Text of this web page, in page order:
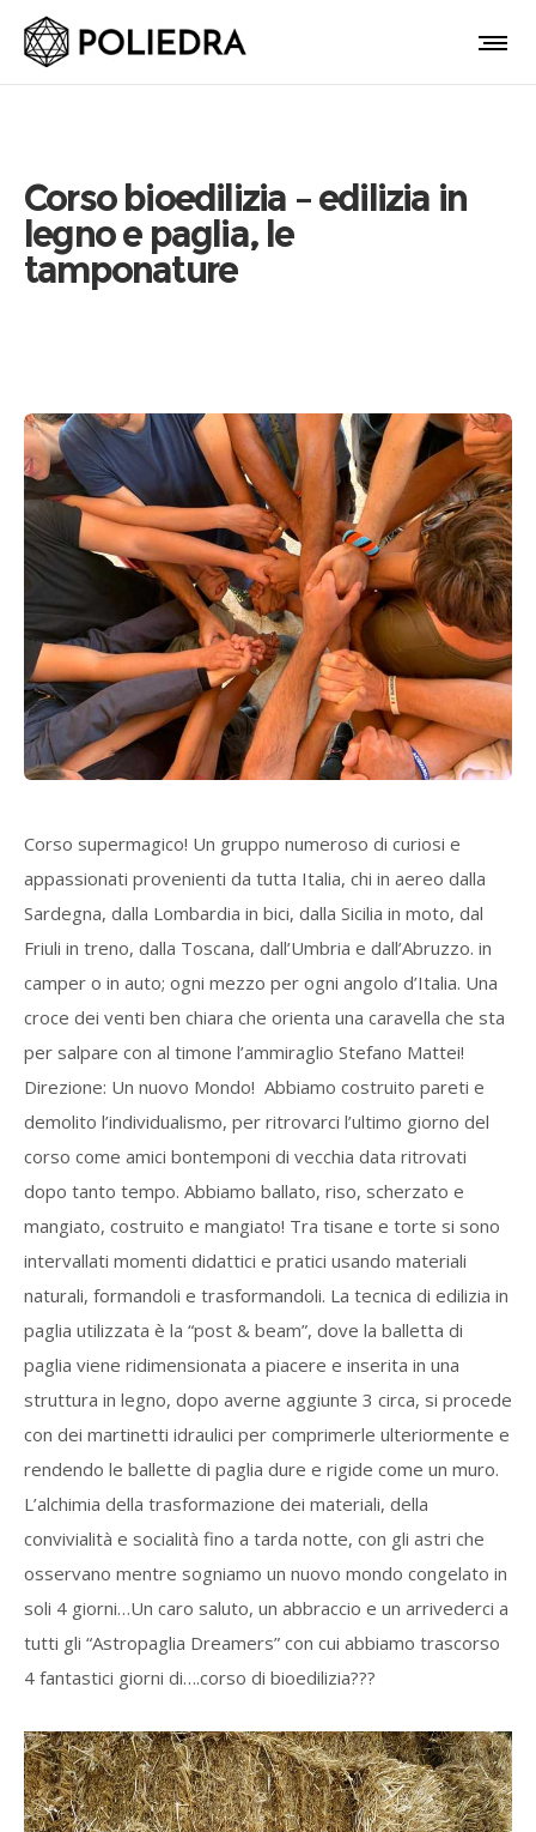
Corso bioedilizia – edilizia in
legno e paglia, le
tamponature
Corso supermagico! Un gruppo numeroso di curiosi e
appassionati provenienti da tutta Italia, chi in aereo dalla
Sardegna, dalla Lombardia in bici, dalla Sicilia in moto, dal
Friuli in treno, dalla Toscana, dall’Umbria e dall’Abruzzo. in
camper o in auto; ogni mezzo per ogni angolo d’Italia. Una
croce dei venti ben chiara che orienta una caravella che sta
per salpare con al timone l’ammiraglio Stefano Mattei!
Direzione: Un nuovo Mondo! Abbiamo costruito pareti e
demolito l’individualismo, per ritrovarci l’ultimo giorno del
corso come amici bontemponi di vecchia data ritrovati
dopo tanto tempo. Abbiamo ballato, riso, scherzato e
mangiato, costruito e mangiato! Tra tisane e torte si sono
intervallati momenti didattici e pratici usando materiali
naturali, formandoli e trasformandoli. La tecnica di edilizia in
paglia utilizzata è la “post & beam”, dove la balletta di
paglia viene ridimensionata a piacere e inserita in una
struttura in legno, dopo averne aggiunte 3 circa, si procede
con dei martinetti idraulici per comprimerle ulteriormente e
rendendo le ballette di paglia dure e rigide come un muro.
L’alchimia della trasformazione dei materiali, della
convivialità e socialità fino a tarda notte, con gli astri che
osservano mentre sogniamo un nuovo mondo congelato in
soli 4 giorni…Un caro saluto, un abbraccio e un arrivederci a
tutti gli “Astropaglia Dreamers” con cui abbiamo trascorso
4 fantastici giorni di….corso di bioedilizia???